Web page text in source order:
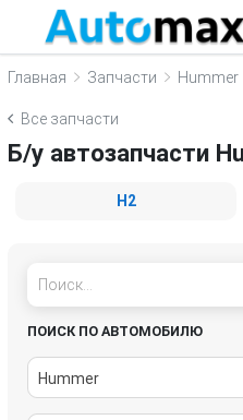
Главная Запчасти Hummer
Все запчасти
Б/у автозапчасти
H2
ПОИСК ПО АВТОМОБИЛЮ
Hummer